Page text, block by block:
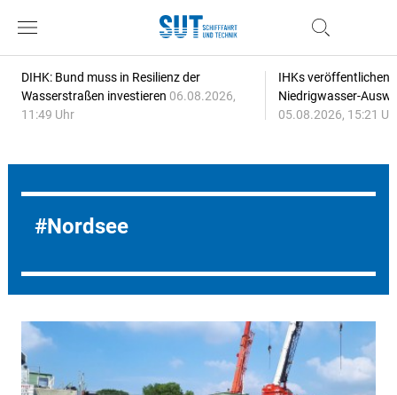
DIHK: Bund muss in Resilienz der
Wasserstraßen investieren 06.08.2026,
11:49 Uhr
IHKs veröffentlichen
Niedrigwasser-
05.08.2026, 15:21
Nordsee